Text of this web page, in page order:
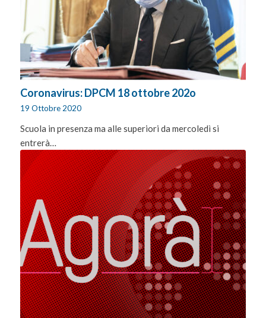
Coronavirus: DPCM 18 ottobre 202o
19 Ottobre 2020
Scuola in presenza ma alle superiori da mercoledì si
entrerà…